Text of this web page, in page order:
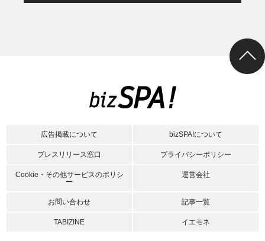
広告掲載について bizSPA!について
プレスリリース窓口 プライバシーポリシー
Cookie・その他サービスのポリシ
ー
運営会社
お問い合わせ 記事一覧
TABIZINE イエモネ